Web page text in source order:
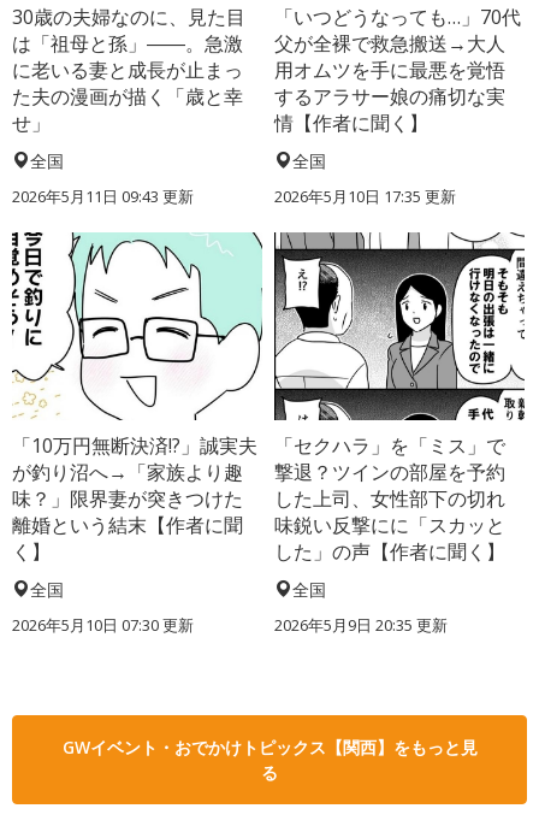
30歳の夫婦なのに、見た目
は「祖母と孫」――。急激
に老いる妻と成長が止まっ
た夫の漫画が描く「歳と幸
せ」
全国
2026年5月11日 09:43 更新
「いつどうなっても…」70代
父が全裸で救急搬送→大人
用オムツを手に最悪を覚悟
するアラサー娘の痛切な実
情【作者に聞く】
全国
2026年5月10日 17:35 更新
「10万円無断決済!?」誠実夫
が釣り沼へ→「家族より趣
味？」限界妻が突きつけた
離婚という結末【作者に聞
く】
全国
2026年5月10日 07:30 更新
「セクハラ」を「ミス」で
撃退？ツインの部屋を予約
した上司、女性部下の切れ
味鋭い反撃にに「スカッと
した」の声【作者に聞く】
全国
2026年5月9日 20:35 更新
GWイベント・おでかけトピックス【関西】をもっと見
る